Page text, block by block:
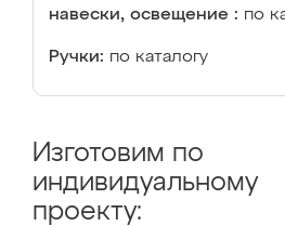
навески, освещение : по
Ручки: по каталогу
Изготовим по
индивидуальному
проекту: